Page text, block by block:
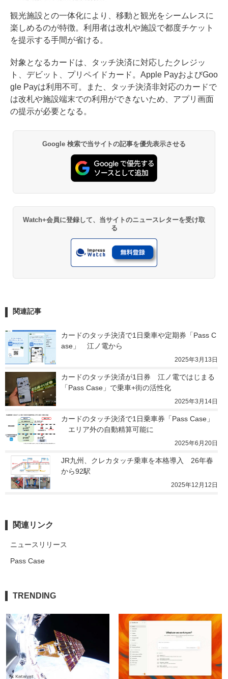
観光施設との一体化により、移動と観光をシームレスに
楽しめるのが特徴。利用者は改札や施設で都度チケット
を提示する手間が省ける。
対象となるカードは、タッチ決済に対応したクレジッ
ト、デビット、プリペイドカード。Apple PayおよびGoo
gle Payは利用不可。また、タッチ決済非対応のカードで
は改札や施設端末での利用ができないため、アプリ画面
の提示が必要となる。
Google 検索で当サイトの記事を優先表示させる
Watch+会員に登録して、当サイトのニュースレターを受け取
る
関連記事
カードのタッチ決済で1日乗車や定期券「Pass C
ase」　江ノ電から
2025年3月13日
カードのタッチ決済が1日券　江ノ電ではじまる
「Pass Case」で乗車+街の活性化
2025年3月14日
カードのタッチ決済で1日乗車券「Pass Case」
エリア外の自動精算可能に
2025年6月20日
JR九州、クレカタッチ乗車を本格導入　26年春
から92駅
2025年12月12日
関連リンク
ニュースリリース
Pass Case
TRENDING